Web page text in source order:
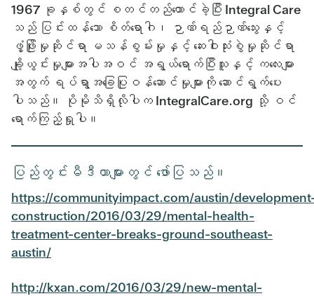
1967 ခုနှစ်တွင် စတင်တည်ထောင်ခဲ့ပြီး Integral Care
သည် ပြင်းထန်သော စိတ်ရောဂါ၊ ဉာဏ်ရည်ဉာဏ်သွေးနှင့်
ဖွံ့ဖြိုးမှုဆိုင်ရာ မသန်စွမ်းမှုနှင့် ဆေးဝါးသုံးစွဲမှုဆိုင်ရာ
ချို့ယွင်းမှုများအပါအဝင် အရွယ်ရောက်ပြီးသူနှင့် ကလေးများ
အတွက် ရပ်ရွာအခြေပြုဝန်ဆောင်မှုများကို ဆောင်ရွက်ပေး
ပါသည်။ ပိုမိုသိရှိလိုပါက IntegralCare.org သို့ ဝင်
ရောက်ကြည့်ရှုပါ။
ပြည်တွင်းမီဒီယာများတွင် ဖော်ပြသည်။
https://communityimpact.com/austin/
construction/2016/03/29/mental-health-
treatment-center-breaks-ground-southeast-
austin/
http://kxan.com/2016/03/29/new-mental-